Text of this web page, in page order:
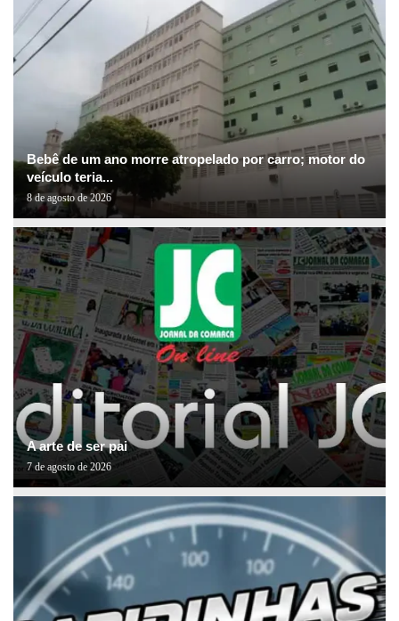
Bebê de um ano morre atropelado por carro; motor do
veículo teria...
8 de agosto de 2026
A arte de ser pai
7 de agosto de 2026